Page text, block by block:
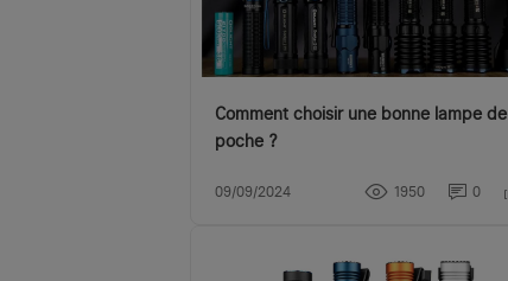
Comment choisir une bonne lampe de
poche ?
09/09/2024 1950 0